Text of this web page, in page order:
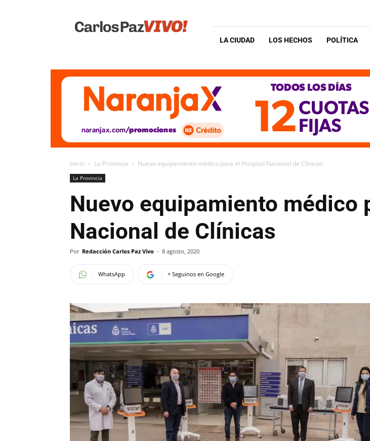
Vivo
LA CIUDAD LOS HECHOS POLÍTICA
Inicio La Provincia Nuevo equipamiento médico para el Hospital Nacional de Clínicas
La Provincia
Nuevo equipamiento médico
Nacional de Clínicas
Por Redacción Carlos Paz Vivo - 8 agosto, 2020
WhatsApp + Seguinos en Google